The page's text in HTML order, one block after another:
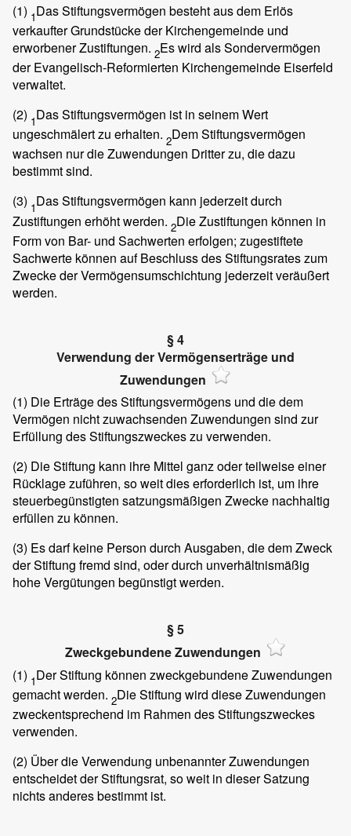
(1) 1Das Stiftungsvermögen besteht aus dem Erlös
verkaufter Grundstücke der Kirchengemeinde und
erworbener Zustiftungen. 2Es wird als Sondervermögen
der Evangelisch-Reformierten Kirchengemeinde Eiserfeld
verwaltet.
(2) 1Das Stiftungsvermögen ist in seinem Wert
ungeschmälert zu erhalten. 2Dem Stiftungsvermögen
wachsen nur die Zuwendungen Dritter zu, die dazu
bestimmt sind.
(3) 1Das Stiftungsvermögen kann jederzeit durch
Zustiftungen erhöht werden. 2Die Zustiftungen können in
Form von Bar- und Sachwerten erfolgen; zugestiftete
Sachwerte können auf Beschluss des Stiftungsrates zum
Zwecke der Vermögensumschichtung jederzeit veräußert
werden.
§ 4
Verwendung der Vermögenserträge und
Zuwendungen
(1) Die Erträge des Stiftungsvermögens und die dem
Vermögen nicht zuwachsenden Zuwendungen sind zur
Erfüllung des Stiftungszweckes zu verwenden.
(2) Die Stiftung kann ihre Mittel ganz oder teilweise einer
Rücklage zuführen, so weit dies erforderlich ist, um ihre
steuerbegünstigten satzungsmäßigen Zwecke nachhaltig
erfüllen zu können.
(3) Es darf keine Person durch Ausgaben, die dem Zweck
der Stiftung fremd sind, oder durch unverhältnismäßig
hohe Vergütungen begünstigt werden.
§ 5
Zweckgebundene Zuwendungen
(1) 1Der Stiftung können zweckgebundene Zuwendungen
gemacht werden. 2Die Stiftung wird diese Zuwendungen
zweckentsprechend im Rahmen des Stiftungszweckes
verwenden.
(2) Über die Verwendung unbenannter Zuwendungen
entscheidet der Stiftungsrat, so weit in dieser Satzung
nichts anderes bestimmt ist.